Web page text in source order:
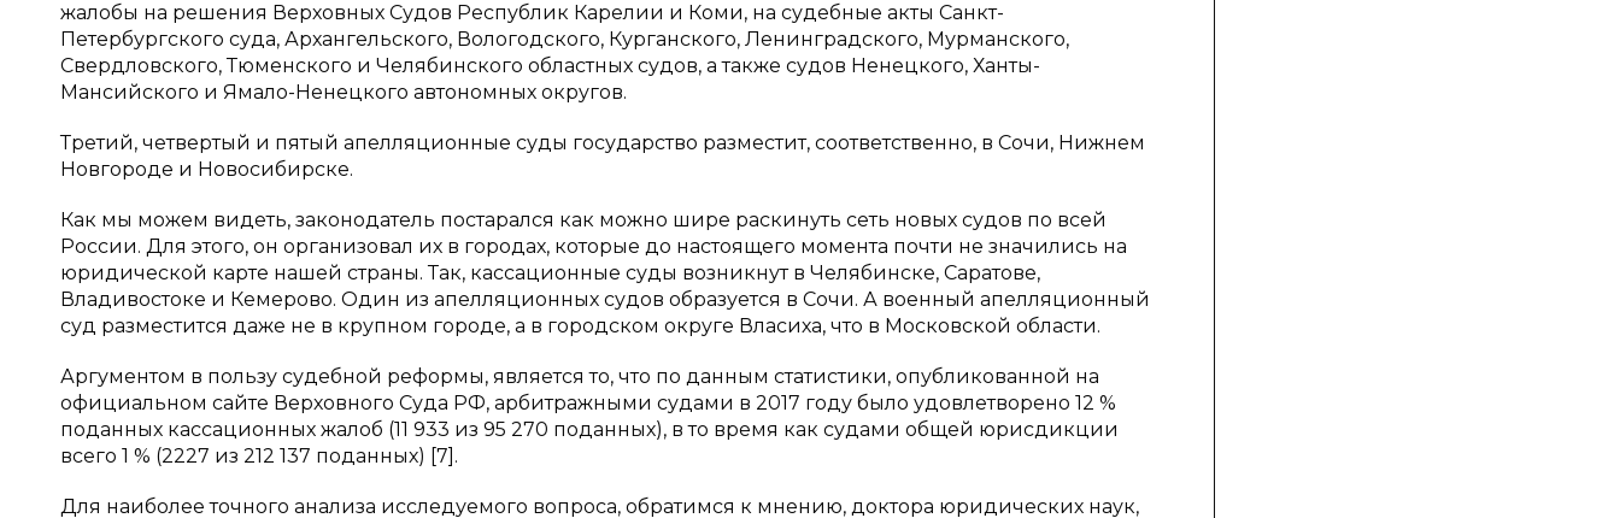
жалобы на решения Верховных Судов Республик Карелии и Коми, на судебные акты Санкт-
Петербургского суда, Архангельского, Вологодского, Курганского, Ленинградского, Мурманского,
Свердловского, Тюменского и Челябинского областных судов, а также судов Ненецкого, Ханты-
Мансийского и Ямало-Ненецкого автономных округов.
Третий, четвертый и пятый апелляционные суды государство разместит, соответственно, в Сочи, Нижнем
Новгороде и Новосибирске.
Как мы можем видеть, законодатель постарался как можно шире раскинуть сеть новых судов по всей
России. Для этого, он организовал их в городах, которые до настоящего момента почти не значились на
юридической карте нашей страны. Так, кассационные суды возникнут в Челябинске, Саратове,
Владивостоке и Кемерово. Один из апелляционных судов образуется в Сочи. А военный апелляционный
суд разместится даже не в крупном городе, а в городском округе Власиха, что в Московской области.
Аргументом в пользу судебной реформы, является то, что по данным статистики, опубликованной на
официальном сайте Верховного Суда РФ, арбитражными судами в 2017 году было удовлетворено 12 %
поданных кассационных жалоб (11 933 из 95 270 поданных), в то время как судами общей юрисдикции
всего 1 % (2227 из 212 137 поданных) [7].
Для наиболее точного анализа исследуемого вопроса, обратимся к мнению, доктора юридических наук,